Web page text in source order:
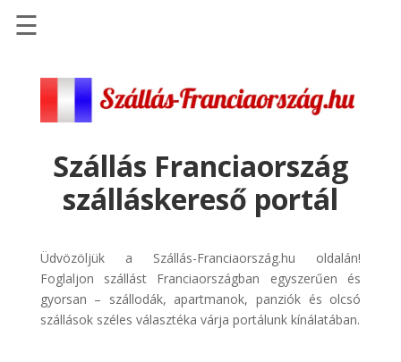
Szállások
Repülőjegy
pénzvisszatérítéssel
Discover
Cars
☰
Szállás Franciaország
szálláskereső portál
Üdvözöljük a Szállás-Franciaország.hu oldalán!
Foglaljon szállást Franciaországban egyszerűen és
gyorsan – szállodák, apartmanok, panziók és olcsó
szállások széles választéka várja portálunk kínálatában.